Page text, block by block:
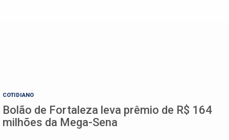
COTIDIANO
Bolão de Fortaleza leva prêmio de R$ 164
milhões da Mega-Sena